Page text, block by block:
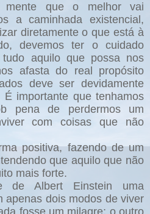
mente que o melhor vai
a caminhada existencial,
diretamente o que está à
devemos ter o cuidado
aquilo que possa nos
afasta do real propósito
deve ser devidamente
importante que tenhamos
pena de perdermos um
com coisas que não
positiva, fazendo de um
que aquilo que não
mais forte.
de Albert Einstein uma
apenas dois modos de viver